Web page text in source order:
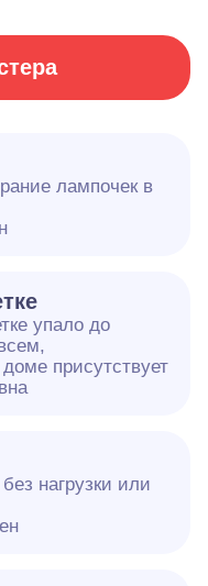
лампочек в
упало до
присутствует
нагрузки или